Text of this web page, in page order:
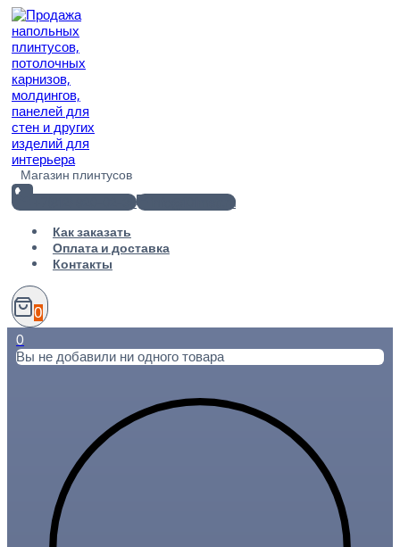
Перейти
содержимому
Магазин плинтусов
+7(812) 920-02-38
info@101metr.ru
Как заказать
Оплата и доставка
Контакты
0
0
Вы не добавили ни одного товара